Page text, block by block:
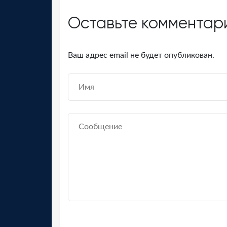
Оставьте
Ваш адрес email не будет опубликован.